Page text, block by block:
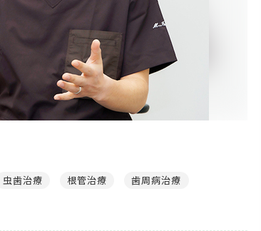
虫歯治療 根管治療
歯周病治療